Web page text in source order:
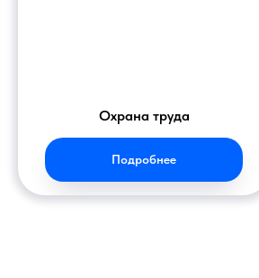
Охрана труда
Подробнее